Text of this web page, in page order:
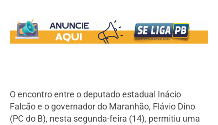
O encontro entre o deputado estadual Inácio
Falcão e o governador do Maranhão, Flávio Dino
(PC do B), nesta segunda-feira (14), permitiu uma